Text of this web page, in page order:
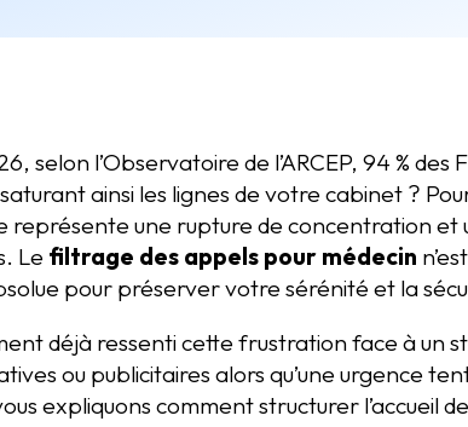
selon l’Observatoire de l’ARCEP, 94 %
ainsi les lignes de votre cabinet ?
représente une rupture de concentration et
Le filtrage des appels pour médecin
pour préserver votre sérénité et la
déjà ressenti cette frustration face à un
ou publicitaires alors qu’une urgence
expliquons comment structurer l’accueil